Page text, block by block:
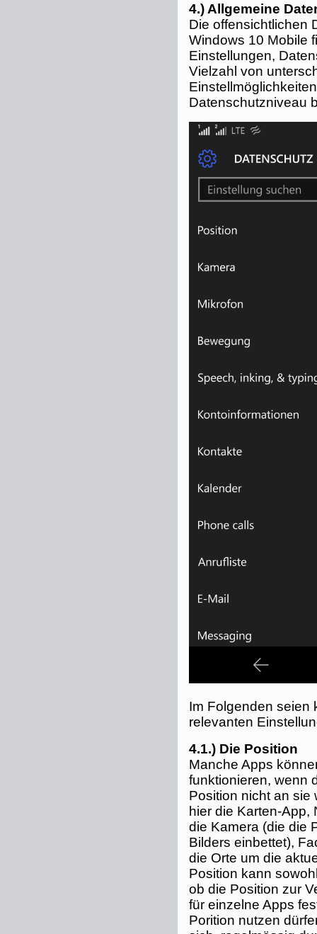
4.) Allgemeine
Die offensichtlichen
Windows 10 Mobile
Einstellungen,
Vielzahl von
Datenschutzniveau
Im Folgenden seien
relevanten
4.1.) Die Position
Manche Apps
funktionieren, wenn
Position nicht an sie
hier die Karten-App,
die Kamera (die die
Bilders einbettet),
die Orte um die
Position kann
ob die Position zur
für einzelne Apps
Porition nutzen